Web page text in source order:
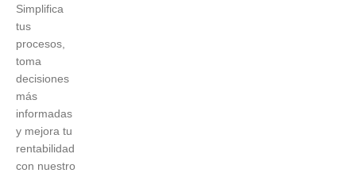
Simplifica
tus
procesos,
toma
decisiones
más
informadas
y mejora tu
rentabilidad
con nuestro